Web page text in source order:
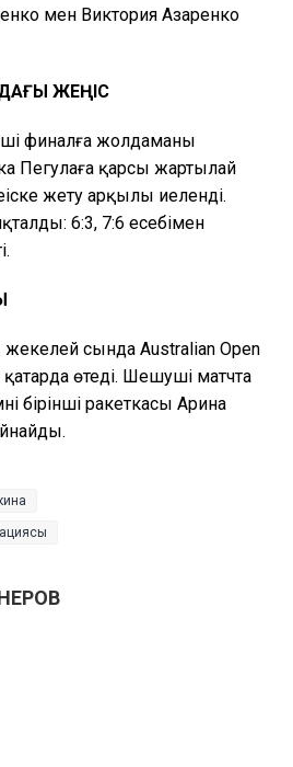
мен Виктория Азаренко
ЖЕҢІС
финалға жолдаманы
Пегулаға қарсы жартылай
жету арқылы иеленді.
6:3, 7:6 есебімен
сында Australian Open
өтеді. Шешуші матчта
бірінші ракеткасы Арина